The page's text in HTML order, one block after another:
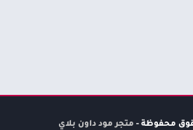
متجر مود داون بلاي